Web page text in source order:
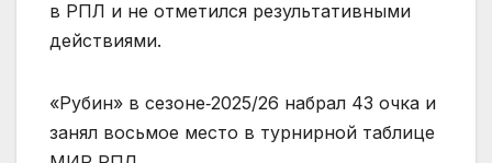
в РПЛ и не отметился результативными
действиями.
«Рубин» в сезоне‑2025/26 набрал 43 очка и
занял восьмое место в турнирной таблице